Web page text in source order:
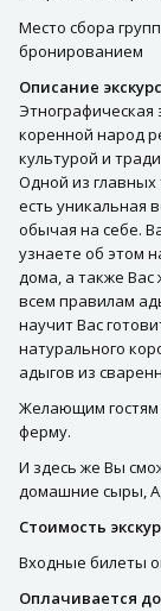
Место сбора
бронированием
Описание
Этнографическая
коренной народ
культурой и
Одной из главных
есть уникальная
обычая на себе.
узнаете об этом
дома, а также
всем правилам
научит Вас
натурального
адыгов из
Желающим
ферму.
И здесь же Вы
домашние сыры,
Стоимость
Входные билеты
Оплачивается